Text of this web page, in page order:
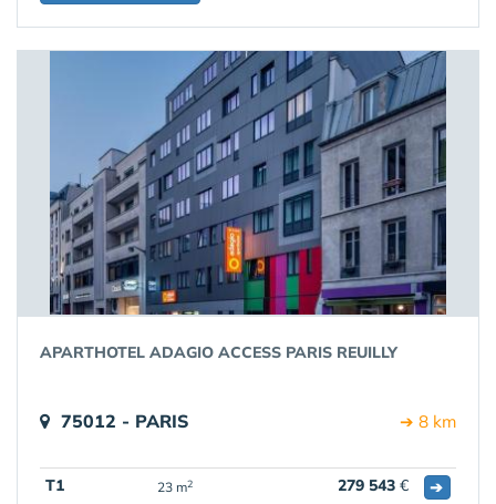
APARTHOTEL ADAGIO ACCESS PARIS REUILLY
75012 - PARIS ➔ 8 km
T1 23 m2 279 543 € ➔